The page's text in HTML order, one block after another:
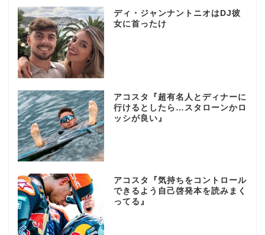
ディ・ジャンナントニオはDJ彼
女に首ったけ
アコスタ『超有名人とディナーに
行けるとしたら…スタローンかロ
ッシが良い』
アコスタ『気持ちをコントロール
できるよう自己啓発本を読みまく
ってる』